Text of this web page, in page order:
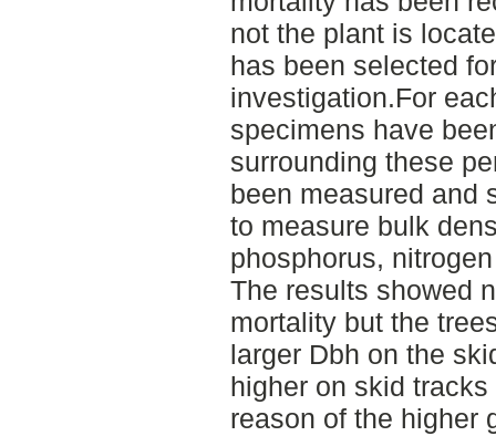
not the plant is
has been selected
investigation.For
specimens have
surrounding these
been measured and
to measure bulk
phosphorus,
The results showed
mortality but the
larger Dbh on the
higher on skid
reason of the higher